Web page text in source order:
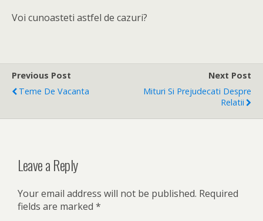
Voi cunoasteti astfel de cazuri?
Previous Post
Teme De Vacanta
Next Post
Mituri Si Prejudecati Despre
Relatii
Leave a Reply
Your email address will not be published. Required
fields are marked *